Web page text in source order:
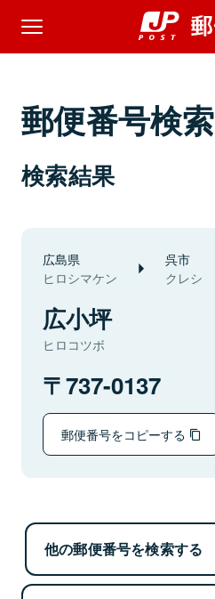
郵便番号検索
検索結果
広島県
ヒロシマケン
呉市
クレシ
広小坪
ヒロコツボ
737-0137
郵便番号をコピーする
他の郵便番号を検索する